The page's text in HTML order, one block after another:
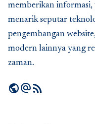
memberikan informasi,
menarik seputar
pengembangan
modern lainnya yang
zaman.
publicalternate_emailrss_feed